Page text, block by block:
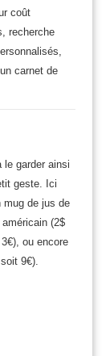
coût
recherche
carnet de
garder ainsi
geste. Ici
mug de jus de
(2$
ou encore
9€).